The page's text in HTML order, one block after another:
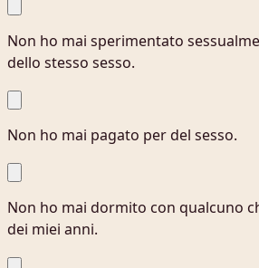
Non ho mai sperimentato
dello stesso sesso.
Non ho mai pagato per del sesso.
Non ho mai dormito con qualcuno
dei miei anni.